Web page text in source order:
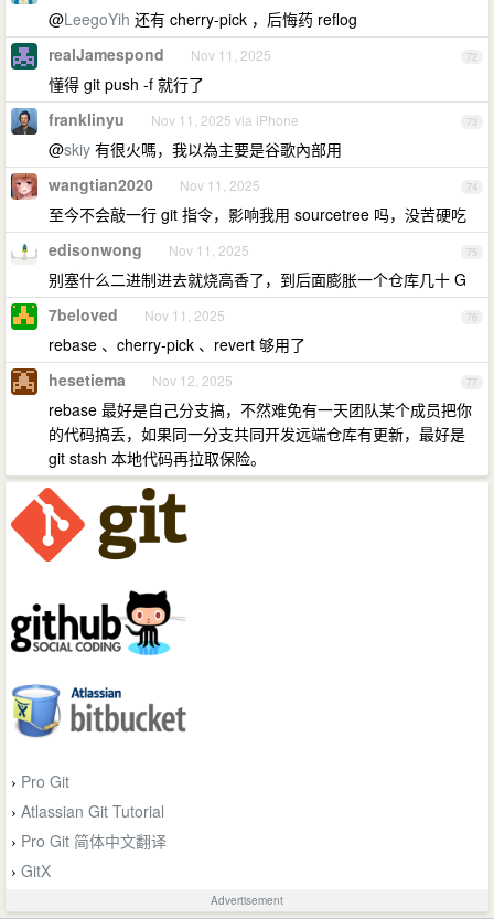
@LeegoYih 还有 cherry-pick ，后悔药 reflog
72
realJamespond Nov 11, 2025
懂得 git push -f 就行了
73
franklinyu Nov 11, 2025 via iPhone
@skiy 有很火嗎，我以為主要是谷歌內部用
74
wangtian2020 Nov 11, 2025
至今不会敲一行 git 指令，影响我用 sourcetree 吗，没苦硬吃
75
edisonwong Nov 11, 2025
别塞什么二进制进去就烧高香了，到后面膨胀一个仓库几十 G
76
7beloved Nov 11, 2025
rebase 、cherry-pick 、revert 够用了
77
hesetiema Nov 12, 2025
rebase 最好是自己分支搞，不然难免有一天团队某个成员把你
的代码搞丢，如果同一分支共同开发远端仓库有更新，最好是
git stash 本地代码再拉取保险。
› Pro Git
› Atlassian Git Tutorial
› Pro Git 简体中文翻译
› GitX
Advertisement